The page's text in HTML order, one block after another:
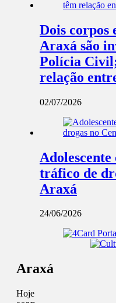
Dois corpos
Araxá são
Polícia
relação
02/07/2026
tráfico de
Araxá
24/06/2026
Araxá
Hoje